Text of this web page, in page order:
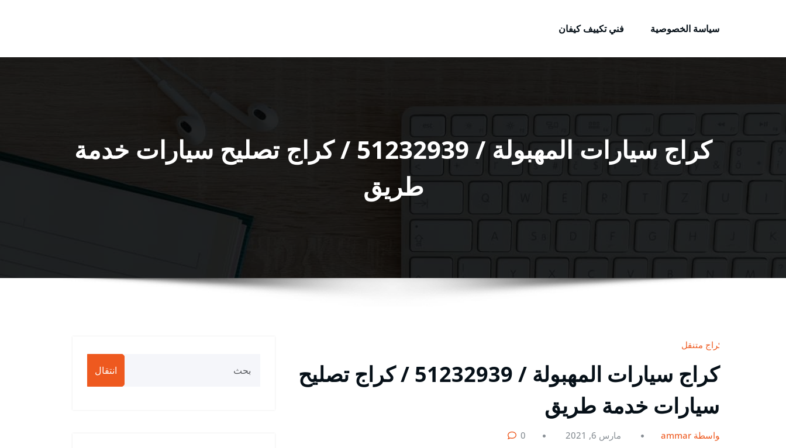
سياسة الخصوصية
فني تكييف كيفان
كراج سيارات المهبولة / 51232939‬ / كراج تصليح سيارات خدمة
طريق
كراج متنقل
كراج سيارات المهبولة / 51232939‬ / كراج تصليح
سيارات خدمة طريق
بواسطة ammar مارس 6, 2021 0
انتقال